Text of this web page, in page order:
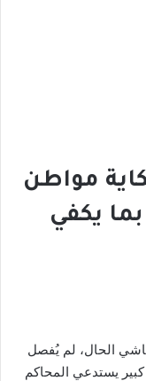
مواطن
يكفي
الحال، لم يُفصل
يستدعي المحاكم